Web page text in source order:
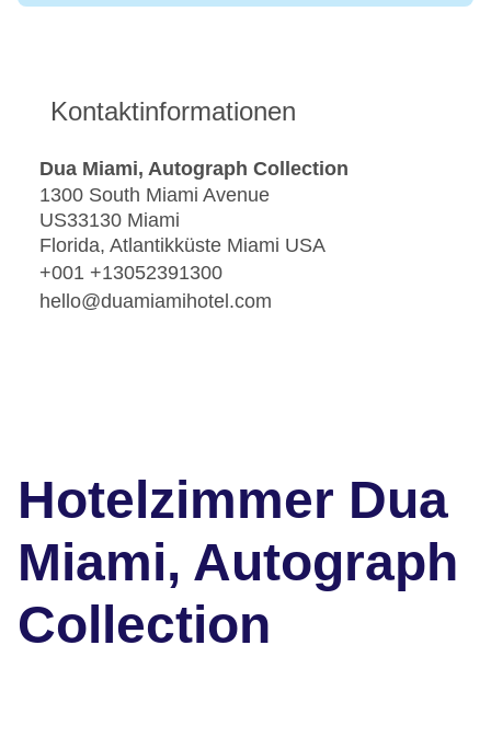
Kontaktinformationen
Dua Miami, Autograph Collection
1300 South Miami Avenue
US33130 Miami
Florida, Atlantikküste Miami USA
+001 +13052391300
hello@duamiamihotel.com
Hotelzimmer Dua
Miami, Autograph
Collection